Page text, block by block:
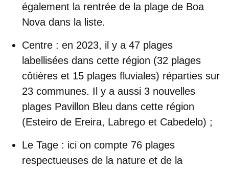
également la rentrée de la plage de Boa
Nova dans la liste.
Centre : en 2023, il y a 47 plages
labellisées dans cette région (32 plages
côtières et 15 plages fluviales) réparties sur
23 communes. Il y a aussi 3 nouvelles
plages Pavillon Bleu dans cette région
(Esteiro de Ereira, Labrego et Cabedelo) ;
Le Tage : ici on compte 76 plages
respectueuses de la nature et de la